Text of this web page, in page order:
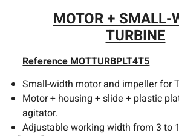
MOTOR + SMALL-
TURBINE
Reference MOTTURBPLT4T5
Small-width motor and impeller for
Motor + housing + slide + plastic
agitator.
Adjustable working width from 3 to